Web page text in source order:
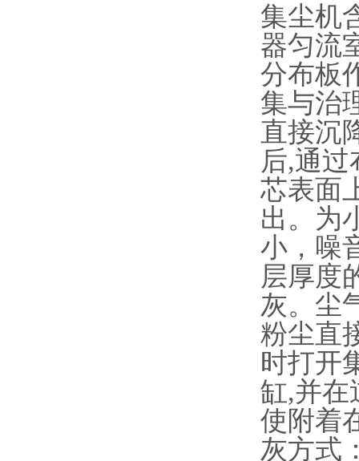
集尘机
器匀流
分布板
集与治
直接沉
后,通
芯表面
出。为
小，噪
层厚度
灰。尘
粉尘直
时打开
缸,并在
使附着
灰方式